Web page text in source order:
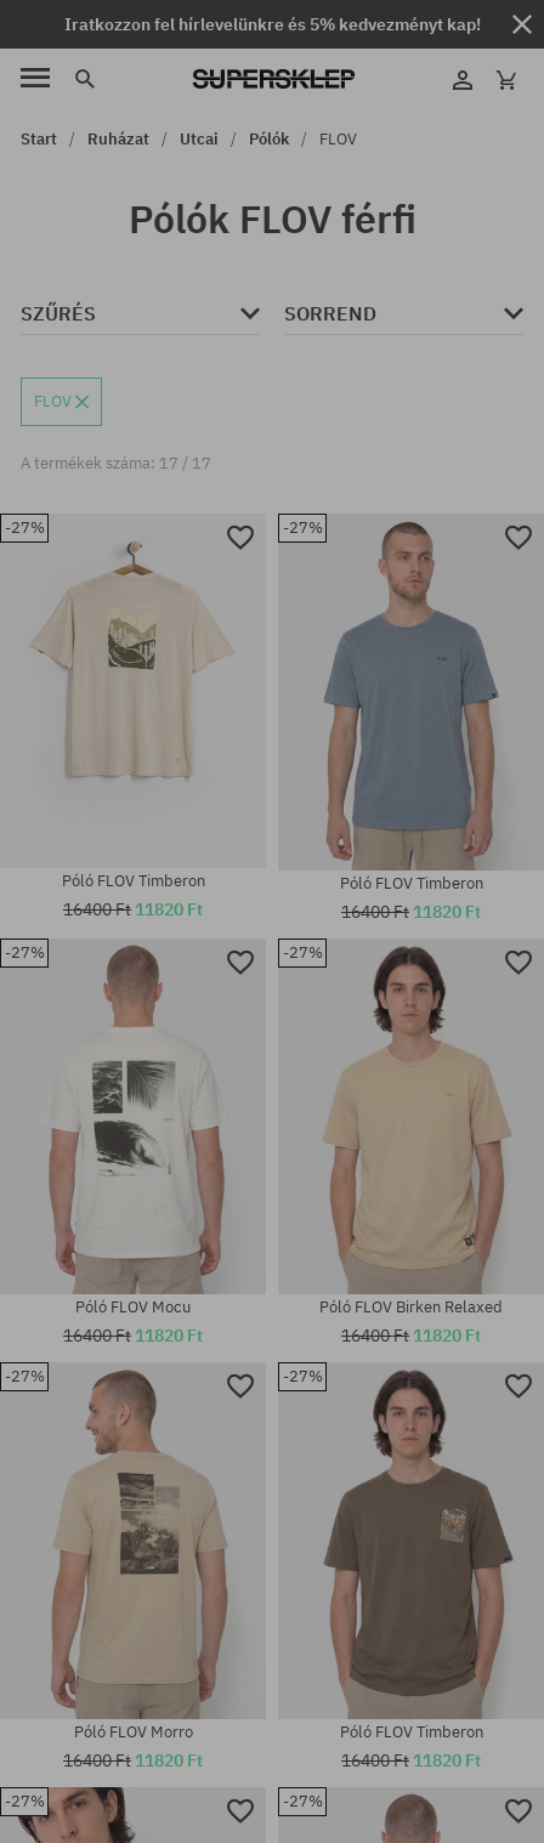
Iratkozzon fel hírlevelünkre és 5% kedvezményt kap!
Start Ruházat Utcai Pólók FLOV
Pólók FLOV férfi
SZŰRÉS SORREND
FLOV
A termékek száma: 17 / 17
-27%
Elérhető méretek:
M; L; XL; XXL
Póló FLOV Timberon
16400 Ft 11820 Ft
-27%
Elérhető méretek:
M; L; XL; XXL
Póló FLOV Timberon
16400 Ft 11820 Ft
-27%
Póló FLOV Mocu
16400 Ft 11820 Ft
-27%
Póló FLOV Birken Relaxed
16400 Ft 11820 Ft
-27%
Póló FLOV Morro
16400 Ft 11820 Ft
-27%
Póló FLOV Timberon
16400 Ft 11820 Ft
-27% -27%